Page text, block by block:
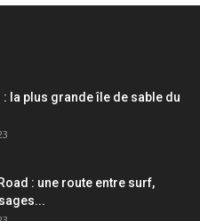
la plus grande île de sable du
: une route entre surf,